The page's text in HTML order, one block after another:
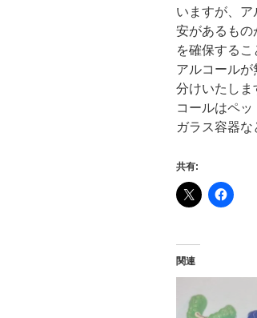
いますが、
安があるもの
を確保する
アルコール
分けいたしま
コールはペ
ガラス容器な
共有:
関連